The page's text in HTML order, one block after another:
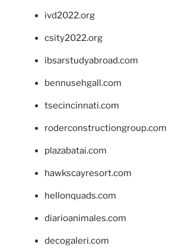
ivd2022.org
csity2022.org
ibsarstudyabroad.com
bennusehgall.com
tsecincinnati.com
roderconstructiongroup.com
plazabatai.com
hawkscayresort.com
hellonquads.com
diarioanimales.com
decogaleri.com